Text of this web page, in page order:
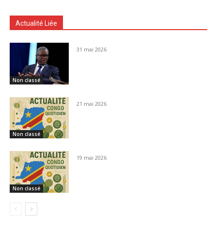
Actualité Liée
Non classé
31 mai 2026
Non classé
21 mai 2026
Non classé
19 mai 2026